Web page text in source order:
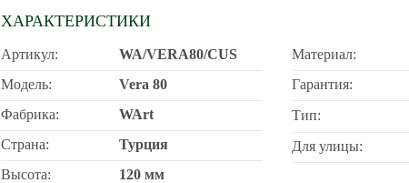
ХАРАКТЕРИСТИКИ
Артикул:
WA/VERA80/CUS
Модель:
Vera 80
Фабрика:
WArt
Страна:
Турция
Высота:
120 мм
Материал:
Гарантия:
Тип:
Для улицы: